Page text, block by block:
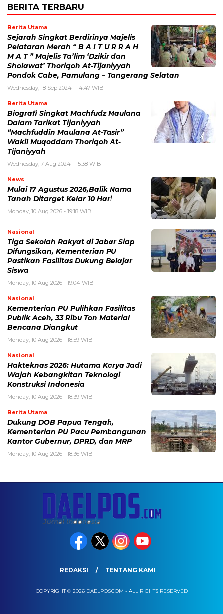
BERITA TERBARU
Berita Utama
Sejarah Singkat Berdirinya Majelis
Pelataran Merah “ B A I T U R R A H
M A T ” Majelis Ta’lim ‘Dzikir dan
Sholawat’ Thoriqoh At-Tijaniyyah
Pondok Cabe, Pamulang – Tangerang Selatan
Wednesday, 18 Sep 2024 - 14:47 WIB
Berita Utama
Biografi Singkat Machfudz Maulana
Dalam Tarikat Tijaniyyah
“Machfuddin Maulana At-Tasir”
Wakil Muqoddam Thoriqoh At-
Tijaniyyah
Wednesday, 7 Aug 2024 - 15:38 WIB
News
Mulai 17 Agustus 2026,Balik Nama
Tanah Ditarget Kelar 10 Hari
Monday, 10 Aug 2026 - 19:18 WIB
Nasional
Tiga Sekolah Rakyat di Jabar Siap
Difungsikan, Kementerian PU
Pastikan Fasilitas Dukung Belajar
Siswa
Monday, 10 Aug 2026 - 19:04 WIB
Nasional
Kementerian PU Pulihkan Fasilitas
Publik Aceh, 33 Ribu Ton Material
Bencana Diangkut
Monday, 10 Aug 2026 - 18:59 WIB
Nasional
Hakteknas 2026: Hutama Karya Jadi
Wajah Kebangkitan Teknologi
Konstruksi Indonesia
Monday, 10 Aug 2026 - 18:39 WIB
Berita Utama
Dukung DOB Papua Tengah,
Kementerian PU Pacu Pembangunan
Kantor Gubernur, DPRD, dan MRP
Monday, 10 Aug 2026 - 18:36 WIB
REDAKSI TENTANG KAMI
COPYRIGHT © 2026 DAELPOS.COM - ALL RIGHTS RESERVED